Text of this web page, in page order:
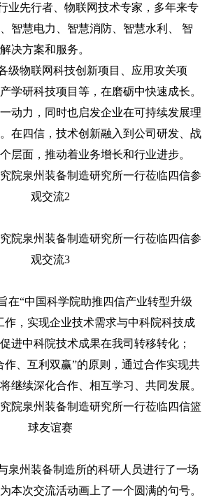
先行者、物联网技术专家，多年来专
智慧电力、智慧消防、智慧水利、 智
决方案和服务。
物联网科技创新项目、应用攻关项
学研科技项目等，在磨砺中快速成长。
动力，同时也启发企业在可持续发展理
在四信，技术创新融入到公司研发、战
层面，推动着业务增长和行业进步。
“中国科学院助推四信产业转型升级
作，实现企业技术需求与中科院科技成
进中科院技术成果在我司转移转化；
作、互利双赢”的原则，通过合作实现共
继续深化合作、相互学习、共同发展。
州装备制造所的科研人员进行了一场
本次交流活动画上了一个圆满的句号。